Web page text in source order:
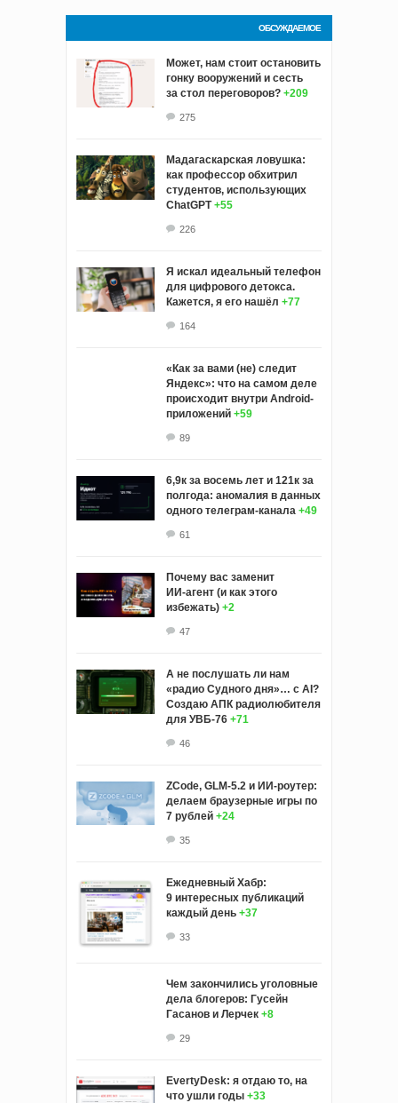
ОБСУЖДАЕМОЕ
Может, нам стоит остановить
гонку вооружений и сесть
за стол переговоров? +209
275
Мадагаскарская ловушка:
как профессор обхитрил
студентов, использующих
ChatGPT +55
226
Я искал идеальный телефон
для цифрового детокса.
Кажется, я его нашёл +77
164
«Как за вами (не) следит
Яндекс»: что на самом деле
происходит внутри Android-
приложений +59
89
6,9к за восемь лет и 121к за
полгода: аномалия в данных
одного телеграм-канала +49
61
Почему вас заменит
ИИ‑агент (и как этого
избежать) +2
47
А не послушать ли нам
«радио Судного дня»… с AI?
Создаю АПК радиолюбителя
для УВБ-76 +71
46
ZCode, GLM-5.2 и ИИ-роутер:
делаем браузерные игры по
7 рублей +24
35
Ежедневный Хабр:
9 интересных публикаций
каждый день +37
33
Чем закончились уголовные
дела блогеров: Гусейн
Гасанов и Лерчек +8
29
EvertyDesk: я отдаю то, на
что ушли годы +33